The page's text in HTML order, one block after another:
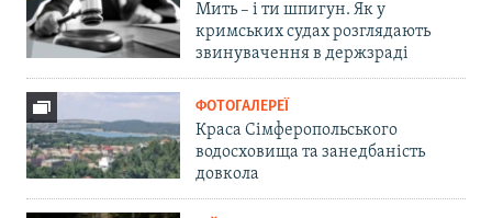
Мить – і ти шпигун. Як у
кримських судах розглядають
звинувачення в держзраді
ФОТОГАЛЕРЕЇ
Краса Сімферопольського
водосховища та занедбаність
довкола